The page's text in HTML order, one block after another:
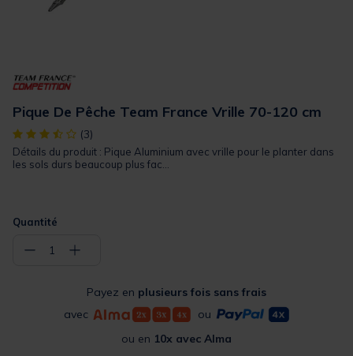
Pique De Pêche Team France Vrille 70-120 cm
[object Object] out of 5 Customer Rating
(3)
Détails du produit : Pique Aluminium avec vrille pour le planter dans
les sols durs beaucoup plus fac...
Quantité
− 1 +
Payez en plusieurs fois sans frais
avec
ou
ou en 10x avec Alma